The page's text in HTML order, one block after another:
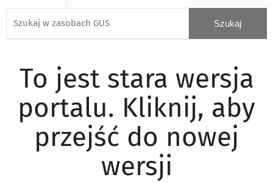
To jest stara wersja
portalu. Kliknij, aby
przejść do nowej
wersji